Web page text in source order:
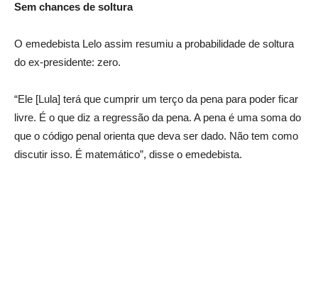
Sem chances de soltura
O emedebista Lelo assim resumiu a probabilidade de soltura
do ex-presidente: zero.
“Ele [Lula] terá que cumprir um terço da pena para poder ficar
livre. É o que diz a regressão da pena. A pena é uma soma do
que o código penal orienta que deva ser dado. Não tem como
discutir isso. É matemático”, disse o emedebista.